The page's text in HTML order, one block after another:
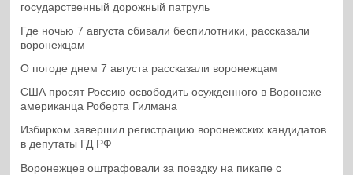
государственный дорожный патруль
Где ночью 7 августа сбивали беспилотники, рассказали
воронежцам
О погоде днем 7 августа рассказали воронежцам
США просят Россию освободить осужденного в Воронеже
американца Роберта Гилмана
Избирком завершил регистрацию воронежских кандидатов
в депутаты ГД РФ
Воронежцев оштрафовали за поездку на пикапе с